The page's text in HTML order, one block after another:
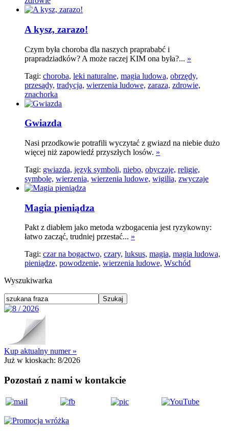
A kysz, zarazo!
Czym była choroba dla naszych praprababć i
prapradziadków? A może raczej KIM ona była?... »
Tagi: choroba, leki naturalne, magia ludowa, obrzędy,
przesądy, tradycja, wierzenia ludowe, zaraza, zdrowie,
znachorka
Gwiazda
Nasi przodkowie potrafili wyczytać z gwiazd na niebie dużo
więcej niż zapowiedź przyszłych losów. »
Tagi: gwiazda, język symboli, niebo, obyczaje, religie,
symbole, wierzenia, wierzenia ludowe, wigilia, zwyczaje
Magia pieniądza
Pakt z diabłem jako metoda wzbogacenia jest ryzykowny:
łatwo zacząć, trudniej przestać... »
Tagi: czar na bogactwo, czary, luksus, magia, magia ludowa,
pieniądze, powodzenie, wierzenia ludowe, Wschód
Wyszukiwarka
Kup aktualny numer »
Już w kioskach: 8/2026
Pozostań z nami w kontakcie